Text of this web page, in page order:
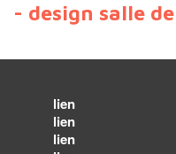
- design salle
lien
lien
lien